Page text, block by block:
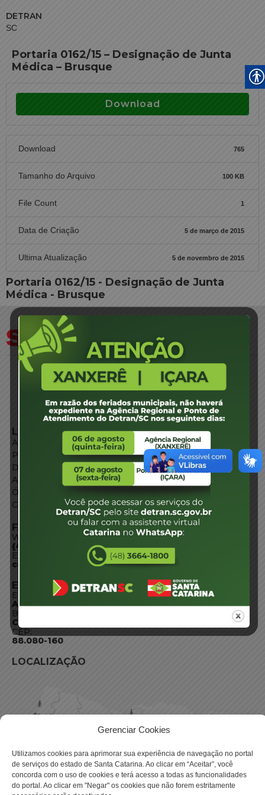
Gerenciar Cookies
Utilizamos cookies para aprimorar sua experiência de navegação no portal
de serviços do estado de Santa Catarina. Ao clicar em “Aceitar”, você
concorda com o uso de cookies e terá acesso a todas as funcionalidades
do portal. Ao clicar em "Negar" os cookies que não forem estritamente
DETRAN
SC
Portaria 0162/15 – Designação de Junta
Médica – Brusque
Download
Download 765
Tamanho do Arquivo 100 KB
File Count 1
Data de Criação 5 de março de 2015
Ultima Atualização 5 de novembro de 2015
Portaria 0162/15 - Designação de Junta
Médica - Brusque
LINKS EXTERNOS
Agência de Notícias
Portal de Serviços
Diário Oficial
Acesso à Informação
Órgãos do Governo
Conheça SC
FALE CONOSCO
WhatsApp:
(48) 3664-1800
E-mail:
centraldeinformacoes@detran.sc.gov.br
ENDEREÇO
Endereço:
Av. Almirante Tamandaré - 480
Bairro:
Coqueiros, Florianópolis SC
CEP:
88.080-160
LOCALIZAÇÃO